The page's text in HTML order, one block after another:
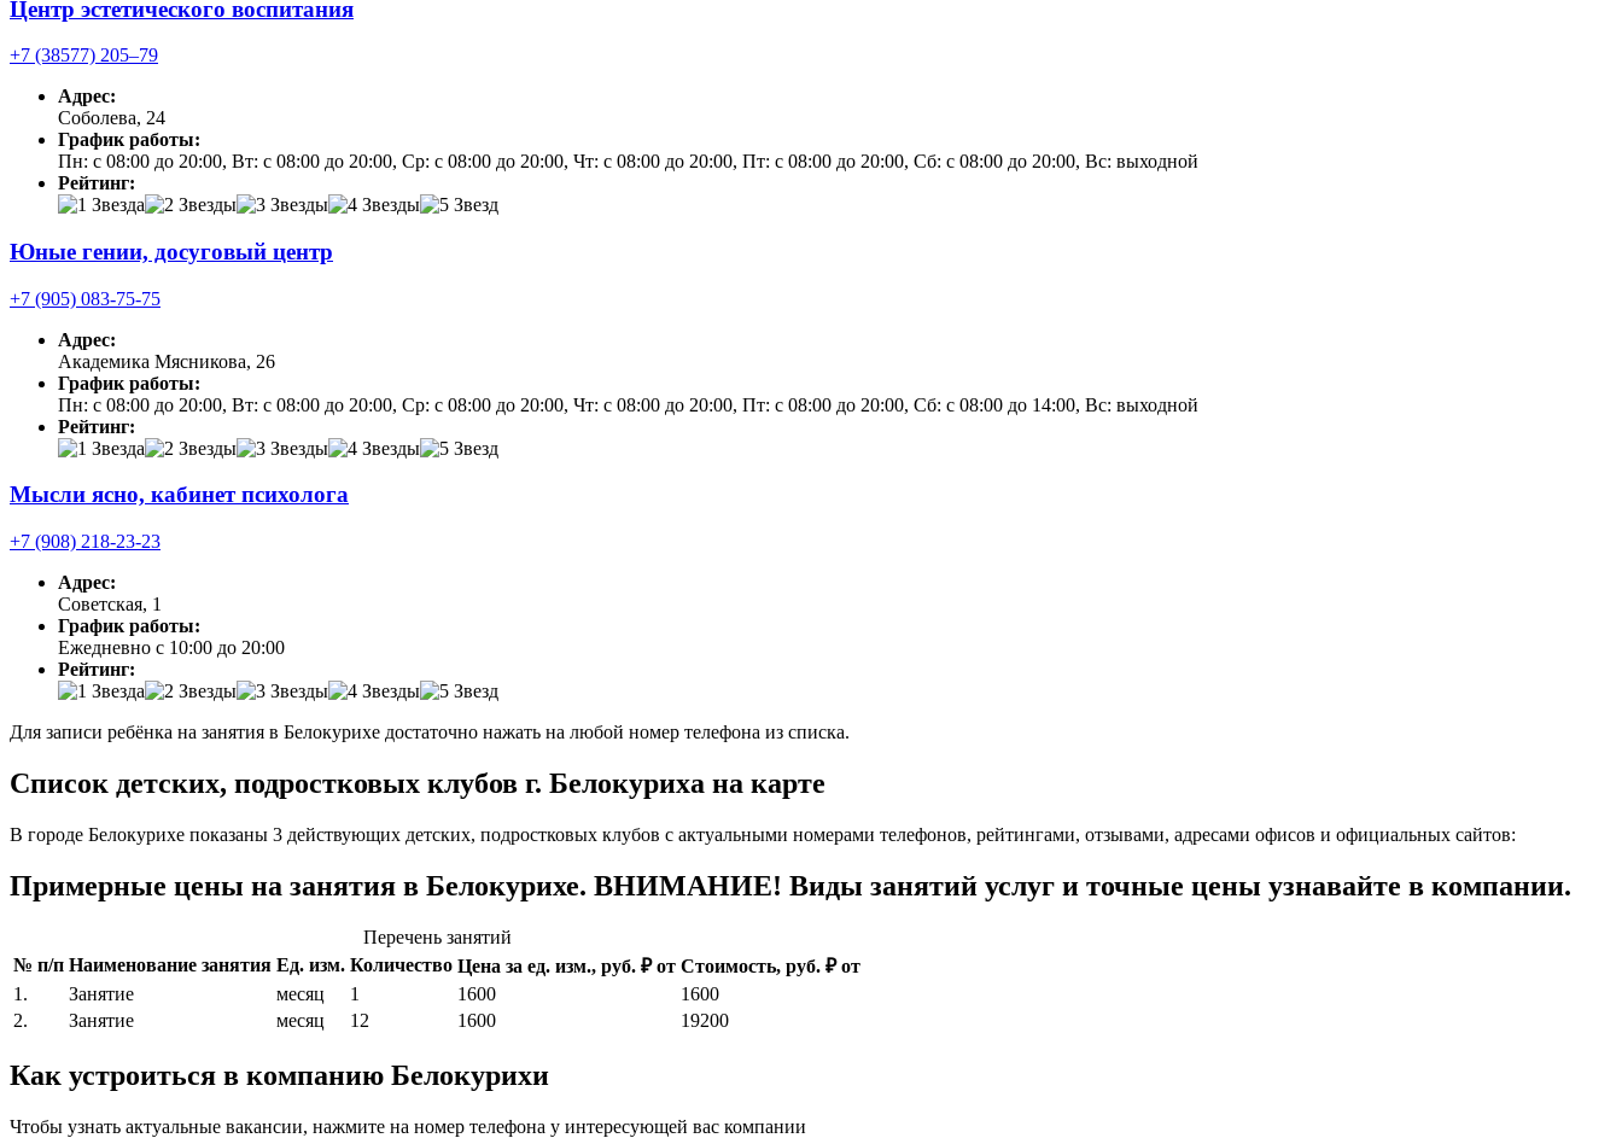
Центр эстетического воспитания
+7 (38577) 205‒79
Адрес:
Соболева, 24
График работы:
Пн: с 08:00 до 20:00, Вт: с 08:00 до 20:00, Ср: с 08:00 до 20:00, Чт: с 08:00 до 20:00, Пт: с 08:00 до 20:00, Сб: с 08:00 до 20:00, Вс: выходной
Рейтинг:
Юные гении, досуговый центр
+7 (905) 083-75-75
Адрес:
Академика Мясникова, 26
График работы:
Пн: с 08:00 до 20:00, Вт: с 08:00 до 20:00, Ср: с 08:00 до 20:00, Чт: с 08:00 до 20:00, Пт: с 08:00 до 20:00, Сб: с 08:00 до 14:00, Вс: выходной
Рейтинг:
Мысли ясно, кабинет психолога
+7 (908) 218-23-23
Адрес:
Советская, 1
График работы:
Ежедневно с 10:00 до 20:00
Рейтинг:
Для записи ребёнка на занятия в Белокурихе достаточно нажать на любой номер телефона из списка.
Список детских, подростковых клубов г. Белокуриха на карте
В городе Белокурихе показаны 3 действующих детских, подростковых клубов с актуальными номерами телефонов, рейтингами, отзывами, адресами офисов и официальных сайтов:
Примерные цены на занятия в Белокурихе. ВНИМАНИЕ! Виды занятий услуг и точные цены узнавайте в компании.
Перечень занятий
№ п/п Наименование занятия Ед. изм. Количество Цена за ед. изм., руб. ₽ от Стоимость, руб. ₽ от
1.
Занятие месяц 1 1600
1600
2.
Занятие месяц 12 1600 19200
Как устроиться в компанию Белокурихи
Чтобы узнать актуальные вакансии, нажмите на номер телефона у интересующей вас компании